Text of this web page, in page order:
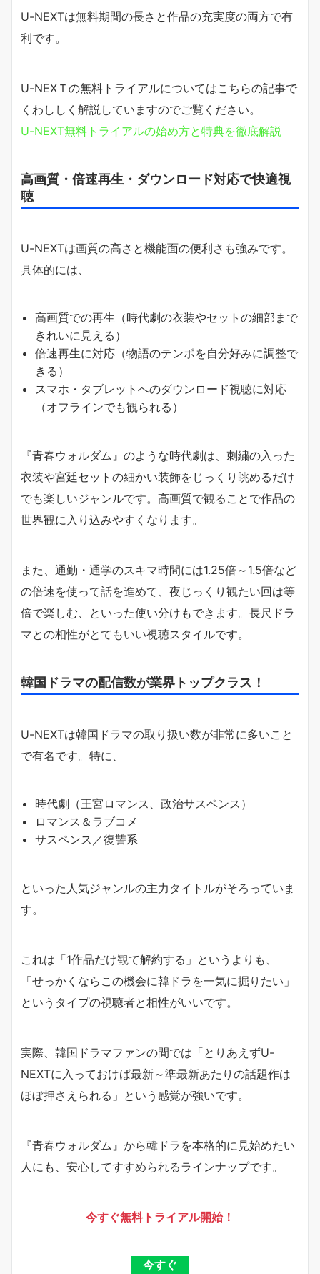
U-NEXTは無料期間の長さと作品の充実度の両方で有
利です。
U-NEXＴの無料トライアルについてはこちらの記事で
くわししく解説していますのでご覧ください。
U-NEXT無料トライアルの始め方と特典を徹底解説
高画質・倍速再生・ダウンロード対応で快適視
聴
U-NEXTは画質の高さと機能面の便利さも強みです。
具体的には、
高画質での再生（時代劇の衣装やセットの細部まで
きれいに見える）
倍速再生に対応（物語のテンポを自分好みに調整で
きる）
スマホ・タブレットへのダウンロード視聴に対応
（オフラインでも観られる）
『青春ウォルダム』のような時代劇は、刺繍の入った
衣装や宮廷セットの細かい装飾をじっくり眺めるだけ
でも楽しいジャンルです。高画質で観ることで作品の
世界観に入り込みやすくなります。
また、通勤・通学のスキマ時間には1.25倍～1.5倍など
の倍速を使って話を進めて、夜じっくり観たい回は等
倍で楽しむ、といった使い分けもできます。長尺ドラ
マとの相性がとてもいい視聴スタイルです。
韓国ドラマの配信数が業界トップクラス！
U-NEXTは韓国ドラマの取り扱い数が非常に多いこと
で有名です。特に、
時代劇（王宮ロマンス、政治サスペンス）
ロマンス＆ラブコメ
サスペンス／復讐系
といった人気ジャンルの主力タイトルがそろっていま
す。
これは「1作品だけ観て解約する」というよりも、
「せっかくならこの機会に韓ドラを一気に掘りたい」
というタイプの視聴者と相性がいいです。
実際、韓国ドラマファンの間では「とりあえずU-
NEXTに入っておけば最新～準最新あたりの話題作は
ほぼ押さえられる」という感覚が強いです。
『青春ウォルダム』から韓ドラを本格的に見始めたい
人にも、安心してすすめられるラインナップです。
今すぐ無料トライアル開始！
今すぐ